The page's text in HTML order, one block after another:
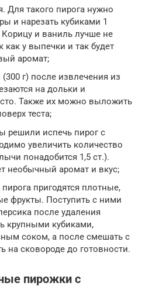
Для такого пирога нужно
и нарезать кубиками 1
Корицу и ваниль лучше не
как у выпечки и так будет
аромат;
г) после извлечения из
на дольки и
Также их можно выложить
теста;
решили испечь пирог с
увеличить количество
понадобится 1,5 ст.).
необычный аромат и вкус;
пригодятся плотные,
фрукты. Поступить с ними
после удаления
крупными кубиками,
соком, а после смешать с
на сковороде до готовности.
пирожки с